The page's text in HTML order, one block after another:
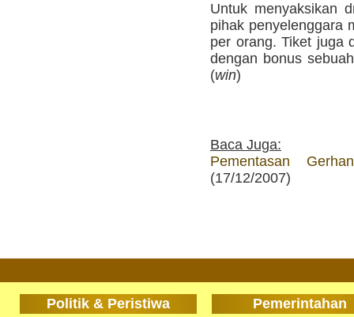
Untuk menyaksikan
pihak penyelenggara
per orang. Tiket juga
dengan bonus
(win)
Baca Juga:
Pementasan
(17/12/2007)
Politik & Peristiwa Pemerintahan